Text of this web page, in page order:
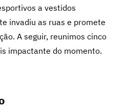
a vestidos
invadiu as ruas e promete
A seguir, reunimos cinco
impactante do momento.